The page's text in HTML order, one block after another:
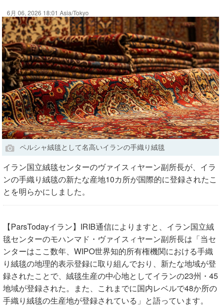
6月 06, 2026 18:01 Asia/Tokyo
ペルシャ絨毯として名高いイランの手織り絨毯
イラン国立絨毯センターのヴァイスィヤーン副所長が、イラ
ンの手織り絨毯の新たな産地10カ所が国際的に登録されたこ
とを明らかにしました。
【ParsTodayイラン】IRIB通信によりますと、イラン国立絨
毯センターのモハンマド・ヴァイスィヤーン副所長は「当セ
ンターはここ数年、WIPO世界知的所有権機関における手織
り絨毯の地理的表示登録に取り組んでおり、新たな地域が登
録されたことで、絨毯生産の中心地としてイランの23州・45
地域が登録された。また、これまでに国内レベルで48か所の
手織り絨毯の生産地が登録されている」と語っています。